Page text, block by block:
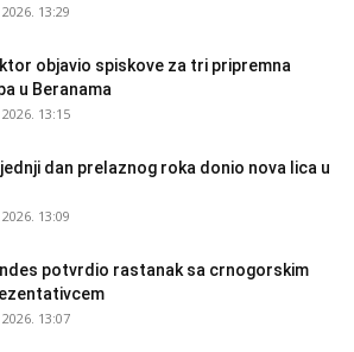
13:29
objavio spiskove za tri pripremna
u Beranama
13:15
dan prelaznog roka donio nova lica u
13:09
potvrdio rastanak sa crnogorskim
13:07